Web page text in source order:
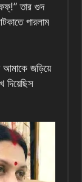
তার গুদ
পারলাম
আমাকে জড়িয়ে